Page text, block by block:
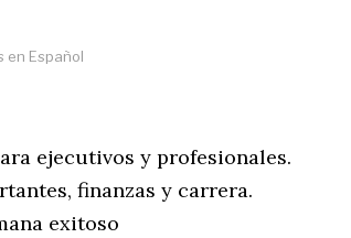
en Español
ejecutivos y profesionales.
finanzas y carrera.
exitoso